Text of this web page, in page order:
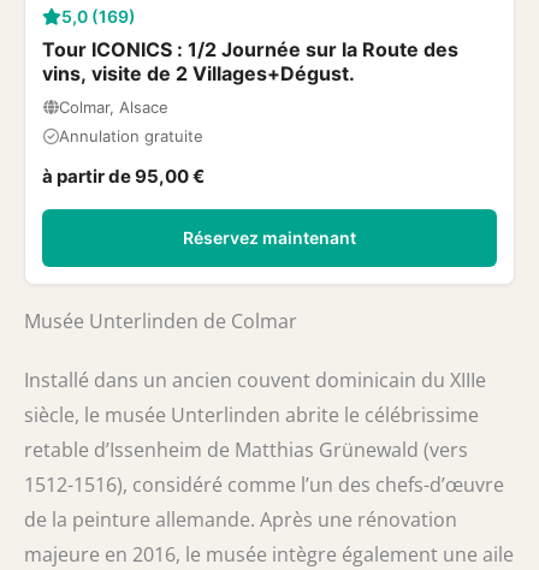
5,0 (169)
Tour ICONICS : 1/2 Journée sur la Route des
vins, visite de 2 Villages+Dégust.
Colmar, Alsace
Annulation gratuite
à partir de 95,00 €
Réservez maintenant
Musée Unterlinden de Colmar
Installé dans un ancien couvent dominicain du XIIIe
siècle, le musée Unterlinden abrite le célébrissime
retable d’Issenheim de Matthias Grünewald (vers
1512-1516), considéré comme l’un des chefs-d’œuvre
de la peinture allemande. Après une rénovation
majeure en 2016, le musée intègre également une aile